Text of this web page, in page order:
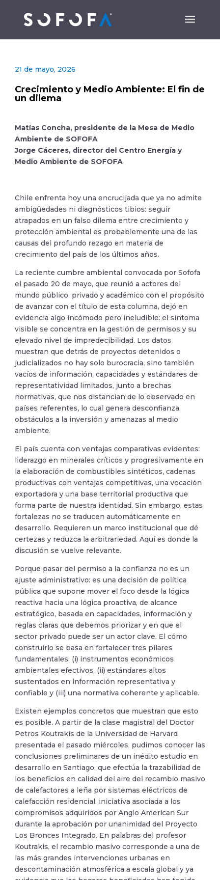
21 de mayo, 2026
Crecimiento y Medio Ambiente: El fin de
un dilema
Matías Concha, presidente de la Mesa de Medio
Ambiente de SOFOFA
Jorge Cáceres, director del Centro Energía y
Medio Ambiente de SOFOFA
Chile enfrenta hoy una encrucijada que ya no admite
ambigüedades ni diagnósticos tibios: seguir
atrapados en un falso dilema entre crecimiento y
protección ambiental es probablemente una de las
causas del profundo rezago en materia de
crecimiento del país de los últimos años.
La reciente cumbre ambiental convocada por Sofofa
el pasado 20 de mayo, que reunió a actores del
mundo público, privado y académico con el propósito
de avanzar con el título de esta columna, dejó en
evidencia algo incómodo pero ineludible: el síntoma
visible se concentra en la gestión de permisos y su
elevado nivel de impredecibilidad. Los datos
muestran que detrás de proyectos detenidos o
judicializados no hay solo burocracia, sino también
vacíos de información, capacidades y estándares de
representatividad limitados, junto a brechas
normativas, que nos distancian de lo observado en
países referentes, lo cual genera desconfianza,
obstáculos a la inversión y amenazas al medio
ambiente.
El país cuenta con ventajas comparativas evidentes:
liderazgo en minerales críticos y progresivamente en
la elaboración de combustibles sintéticos, cadenas
productivas con ventajas competitivas, una vocación
exportadora y una base territorial productiva que
forma parte de nuestra identidad. Sin embargo, estas
fortalezas no se traducen automáticamente en
desarrollo. Requieren un marco institucional que dé
certezas y reduzca la arbitrariedad. Aquí es donde la
discusión se vuelve relevante.
Porque pasar del permiso a la confianza no es un
ajuste administrativo: es una decisión de política
pública que supone mover el foco desde la lógica
reactiva hacia una lógica proactiva, de alcance
estratégico, basada en capacidades, información y
reglas claras que debemos priorizar y en que el
sector privado puede ser un actor clave. El cómo
construirlo se basa en fortalecer tres pilares
fundamentales: (i) instrumentos económicos
ambientales efectivos, (ii) estándares altos
sustentados en información representativa y
confiable y (iii) una normativa coherente y aplicable.
Existen ejemplos concretos que muestran que esto
es posible. A partir de la clase magistral del Doctor
Petros Koutrakis de la Universidad de Harvard
presentada el pasado miércoles, pudimos conocer las
conclusiones preliminares de un inédito estudio en
desarrollo en Santiago, que efectúa la trazabilidad de
los beneficios en calidad del aire del recambio masivo
de calefactores a leña por sistemas eléctricos de
calefacción residencial, iniciativa asociada a los
compromisos adquiridos por Anglo American Sur
durante la aprobación por unanimidad del Proyecto
Los Bronces Integrado. En palabras del profesor
Koutrakis, el recambio masivo corresponde a una de
las más grandes intervenciones urbanas en
descontaminación atmosférica a escala global y ya